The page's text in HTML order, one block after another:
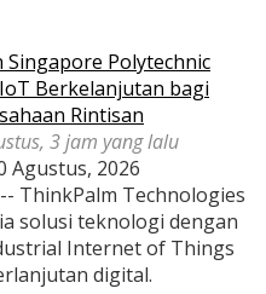
Singapore Polytechnic
Berkelanjutan bagi
Rintisan
3 jam yang lalu
Agustus, 2026
ThinkPalm Technologies
solusi teknologi dengan
Internet of Things
digital.